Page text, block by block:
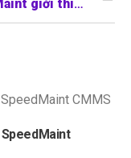
SpeedMaint giới thiệu & demo CMMS tại Z76: Nâng cao hiệu quả trong quản lý bảo trì